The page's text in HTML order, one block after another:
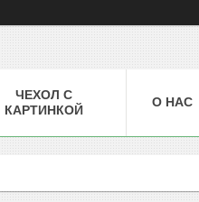
ЧЕХОЛ С
КАРТИНКОЙ
О НАС